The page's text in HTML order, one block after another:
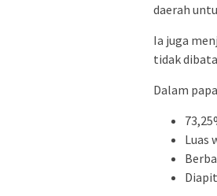
daerah
Ia juga
tidak
Dalam
Luas